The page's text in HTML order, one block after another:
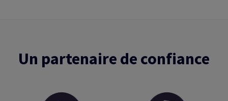
Un partenaire de confiance